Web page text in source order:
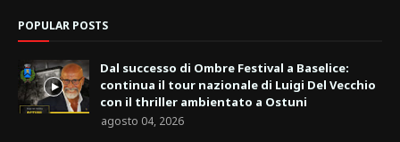
POPULAR POSTS
Dal successo di Ombre Festival a Baselice:
continua il tour nazionale di Luigi Del Vecchio
con il thriller ambientato a Ostuni
agosto 04, 2026